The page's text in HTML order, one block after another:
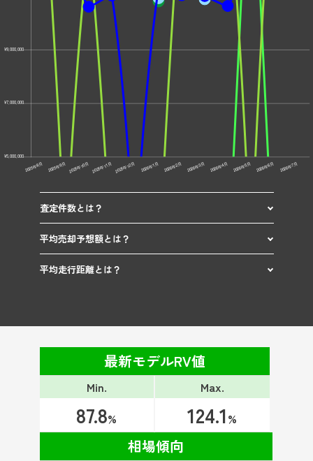
査定件数とは？
平均売却予想額とは？
平均走行距離とは？
最新モデルRV値
Min.
87.8%
Max.
124.1%
相場傾向